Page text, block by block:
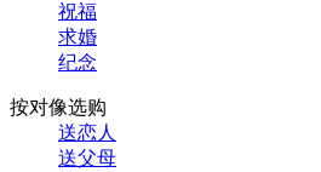
祝福
求婚
纪念
按对像选购
送恋人
送父母